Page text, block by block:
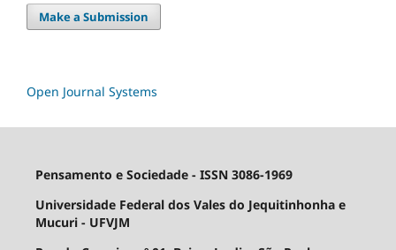
Make a Submission
Open Journal Systems
Pensamento e Sociedade - ISSN 3086-1969
Universidade Federal dos Vales do Jequitinhonha e
Mucuri - UFVJM